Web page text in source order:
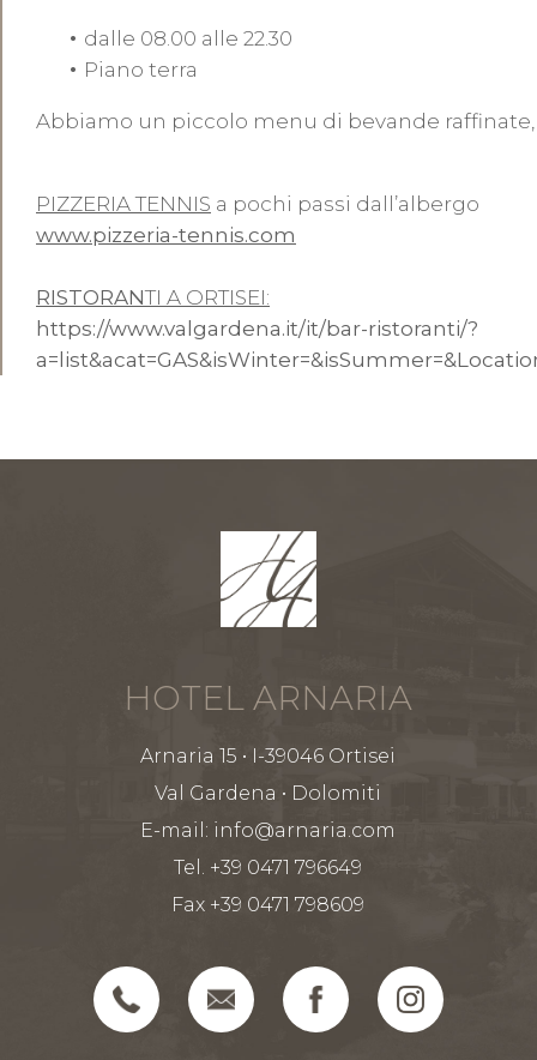
dalle 08.00 alle 22.30
Piano terra
Abbiamo un piccolo menu di bevande
PIZZERIA TENNIS a pochi passi dall’albergo
www.pizzeria-tennis.com
RISTORANTI A ORTISEI:
https://www.valgardena.it/it/bar-ristoranti/?
HOTEL ARNARIA
Arnaria 15 • I-39046 Ortisei
Val Gardena • Dolomiti
E-mail: info@arnaria.com
Tel. +39 0471 796649
Fax +39 0471 798609